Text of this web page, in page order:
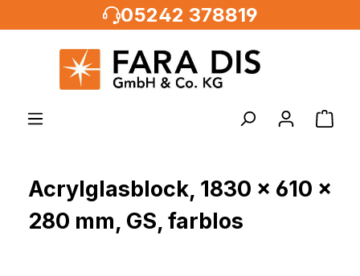
05242 378819
Acrylglasblock, 1830 x 610 x
280 mm, GS, farblos